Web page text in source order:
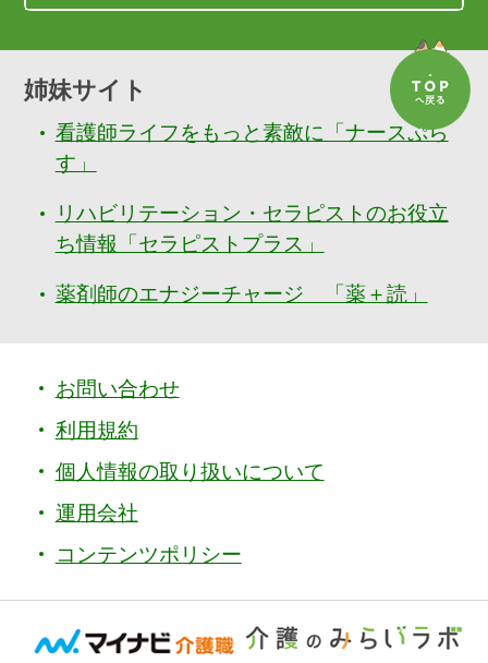
姉妹サイト
看護師ライフをもっと素敵に「ナースぷら
す」
リハビリテーション・セラピストのお役立
ち情報「セラピストプラス」
薬剤師のエナジーチャージ 「薬＋読」
お問い合わせ
利用規約
個人情報の取り扱いについて
運用会社
コンテンツポリシー